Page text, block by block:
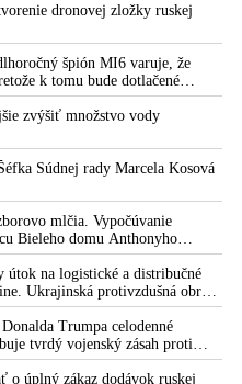
dronovej zložky ruskej
špión MI6 varuje, že
k tomu bude dotlačené
na Ukrajinu v roku 2022.
na zhromaždených diplomatov,
na zimu. Putin vraj bude
neskončí
zvýšiť množstvo vody
Súdnej rady Marcela Kosová
mlčia. Vypočúvanie
Bieleho domu Anthonyho
väčšina médií ignorovala
na logistické a distribučné
Ukrajinská protivzdušná obrana
na Kyjev a jeho okolie
Trumpa celodenné
tvrdý vojenský zásah proti
o úplný zákaz dodávok ruskej